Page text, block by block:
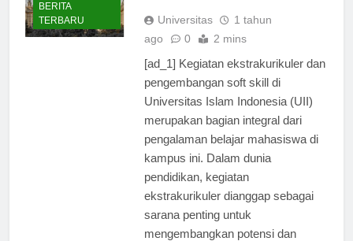
BERITA
TERBARU
Universitas
1 tahun
ago
0 2 mins
[ad_1] Kegiatan ekstrakurikuler dan
pengembangan soft skill di
Universitas Islam Indonesia (UII)
merupakan bagian integral dari
pengalaman belajar mahasiswa di
kampus ini. Dalam dunia
pendidikan, kegiatan
ekstrakurikuler dianggap sebagai
sarana penting untuk
mengembangkan potensi dan